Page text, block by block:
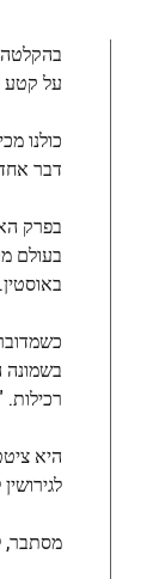
על קטע
כולנו
דבר
בפרק
בעולם
באוסטין.
בשמונה
רכילות.
היא
מסתבר,